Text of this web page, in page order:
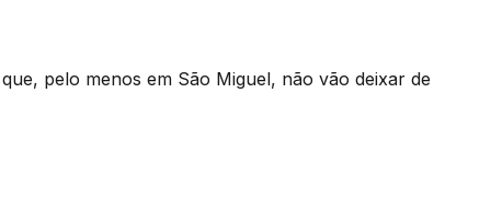
pelo menos em São Miguel, não vão deixar de